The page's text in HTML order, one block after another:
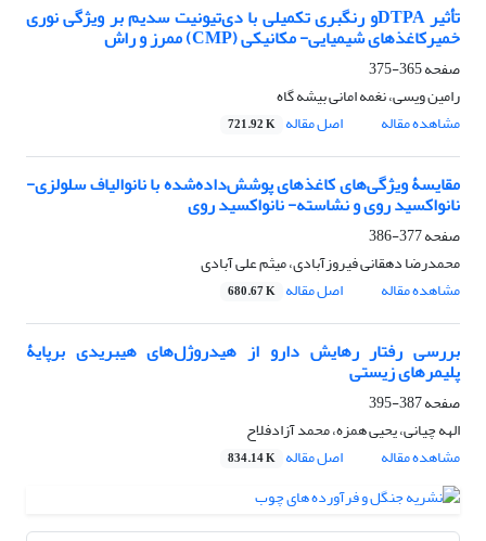
تأثیر DTPAو رنگبری تکمیلی با دی‌تیونیت سدیم بر ویژگی نوری
خمیرکاغذهای شیمیایی- مکانیکی (CMP) ممرز و راش
صفحه365-375
رامین ویسی، نغمه امانی بیشه گاه
مشاهده مقاله
اصل مقاله 721.92 K
مقایسۀ ویژگی‌های کاغذهای پوشش‌داده‌شده با نانوالیاف سلولزی-
نانواکسید روی و نشاسته- نانواکسید روی
صفحه377-386
محمدرضا دهقانی فیروزآبادی، میثم علی آبادی
مشاهده مقاله
اصل مقاله 680.67 K
بررسی رفتار رهایش دارو از هیدروژل‌های هیبریدی برپایۀ
پلیمرهای زیستی
صفحه387-395
الهه چیانی، یحیی همزه، محمد آزادفلاح
مشاهده مقاله
اصل مقاله 834.14 K